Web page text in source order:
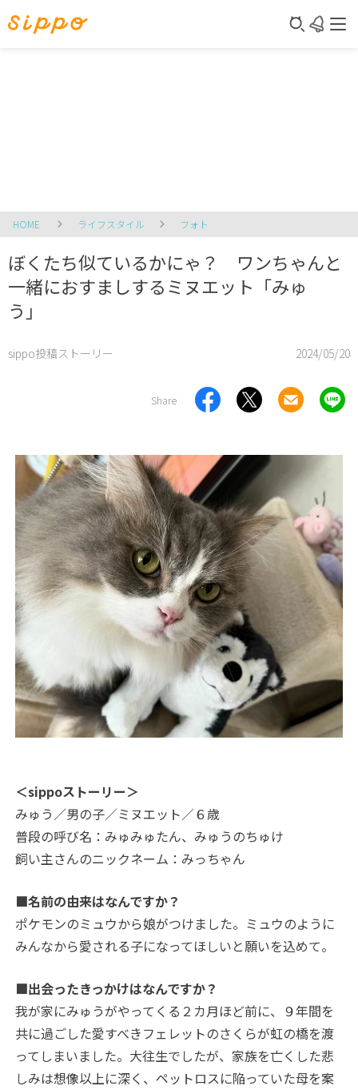
HOME ライフスタイル フォト
ぼくたち似ているかにゃ？ ワンちゃんと
一緒におすましするミヌエット「みゅ
う」
sippo投稿ストーリー 2024/05/20
Share
＜sippoストーリー＞
みゅう／男の子／ミヌエット／６歳
普段の呼び名：みゅみゅたん、みゅうのちゅけ
飼い主さんのニックネーム：みっちゃん
■名前の由来はなんですか？
ポケモンのミュウから娘がつけました。ミュウのように
みんなから愛される子になってほしいと願いを込めて。
■出会ったきっかけはなんですか？
我が家にみゅうがやってくる２カ月ほど前に、９年間を
共に過ごした愛すべきフェレットのさくらが虹の橋を渡
ってしまいました。大往生でしたが、家族を亡くした悲
しみは想像以上に深く、ペットロスに陥っていた母を案